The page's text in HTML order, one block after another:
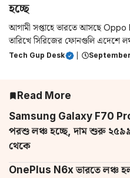
হচ্ছে
আগামী সপ্তাহে ভারতে আসছে Oppo
তারিখে সিরিজের ফোনগুলি এদেশে
Tech Gup Desk
Read More
Samsung Galaxy F70
পরশু লঞ্চ হচ্ছে, দাম শুরু
থেকে
OnePlus N6x ভারতে লঞ্চ